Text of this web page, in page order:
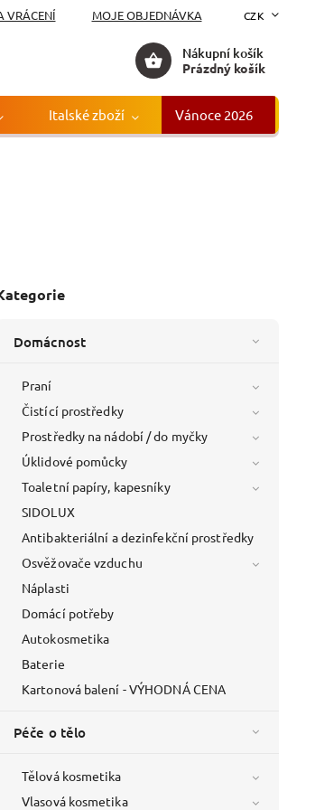
VRÁCENÍ MOJE OBJEDNÁVKA CZK
Nákupní košík
Prázdný košík
Italské zboží Vánoce 2026
Domácnost
Praní
Čistící prostředky
Prostředky na nádobí / do myčky
Úklidové pomůcky
Toaletní papíry, kapesníky
SIDOLUX
Antibakteriální a dezinfekční prostředky
Osvěžovače vzduchu
Náplasti
Domácí potřeby
Autokosmetika
Baterie
Kartonová balení - VÝHODNÁ CENA
Péče o tělo
Tělová kosmetika
Vlasová kosmetika